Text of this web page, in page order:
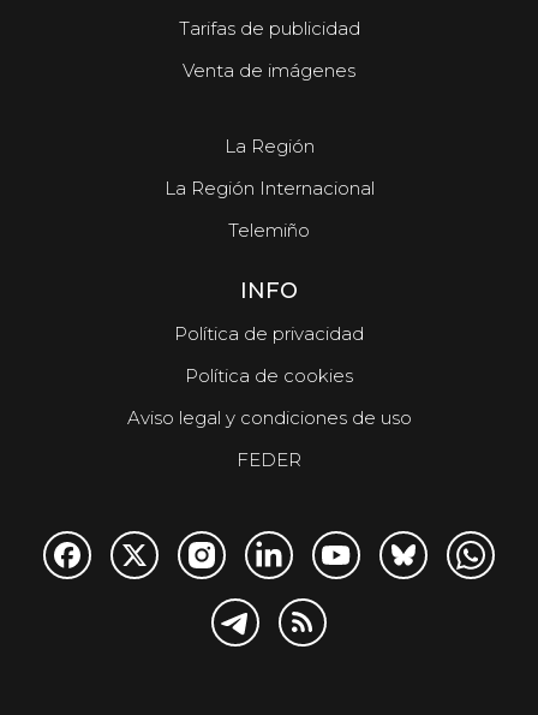
Tarifas de publicidad
Venta de imágenes
La Región
La Región Internacional
Telemiño
INFO
Política de privacidad
Política de cookies
Aviso legal y condiciones de uso
FEDER